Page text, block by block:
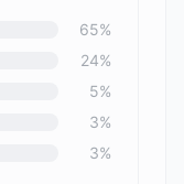
65%
24%
5%
3%
3%